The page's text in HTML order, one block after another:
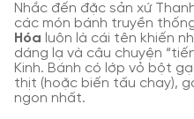
Nhắc đến đặc sản xứ
các món bánh truyền
Hóa luôn là cái tên khiến
dáng lạ và câu chuyện
Kinh. Bánh có lớp vỏ bột
thịt (hoặc biến tấu chay),
ngon nhất.